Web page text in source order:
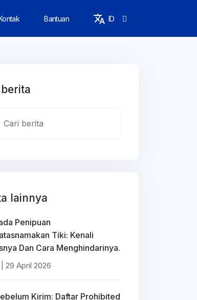
Bantuan ID
lainnya
Penipuan
Tiki: Kenali
Dan Cara Menghindarinya.
29 April 2026
Kirim: Daftar Prohibited